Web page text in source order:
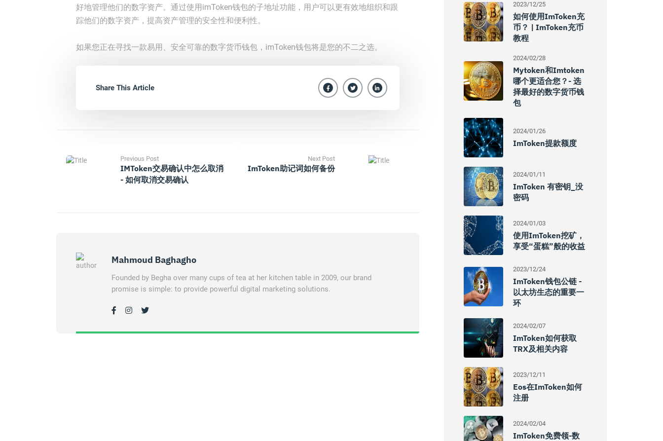
好地管理他们的数字资产。通过使用imToken钱包的子地址功能，用户可以更有效地组织和跟
踪他们的数字资产，提高资产管理的安全性和便利性。
如果您正在寻找一款易用、安全可靠的数字货币钱包，imToken钱包将是您的不二之选。
Share This Article
Previous Post
IMToken交易确认中怎么取消
- 如何取消交易确认
Next Post
ImToken助记词如何备份
Mahmoud Baghagho
Founded by Begha over many cups of tea at her kitchen table in 2009, our brand
promise is simple: to provide powerful digital marketing solutions.
2023/12/25
如何使用imToken充
币？ | ImToken充币
教程
2024/02/28
Mytoken和imtoken
哪个更适合您？- 选
择最好的数字货币钱
包
2024/01/26
ImToken提款额度
2024/01/11
ImToken 有密钥_没
密码
2024/01/03
使用imToken挖矿，
享受“蛋糕”般的收益
2023/12/24
ImToken钱包公链 -
以太坊生态的重要一
环
2024/02/07
ImToken如何获取
TRX及相关内容
2023/12/11
Eos在imToken如何
注册
2024/02/04
ImToken免费领-数